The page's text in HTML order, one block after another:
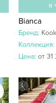
в
Bianca
Бренд:
Коллекция:
Цена: от